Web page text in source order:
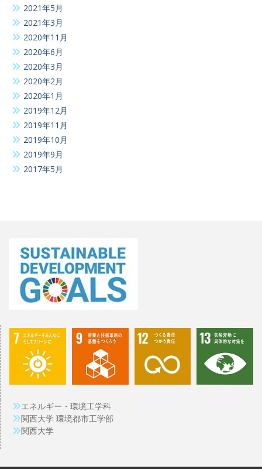
2021年5月
2021年3月
2020年11月
2020年6月
2020年3月
2020年2月
2020年1月
2019年12月
2019年11月
2019年10月
2019年9月
2017年5月
エネルギー・環境工学科
関西大学 環境都市工学部
関西大学